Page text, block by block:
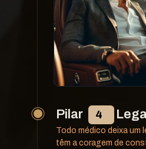
4
Pilar
Todo médico deixa um
têm a coragem de